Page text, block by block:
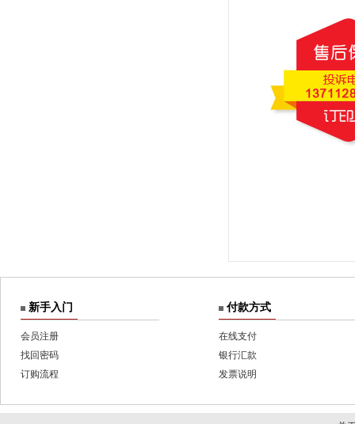
新手入门
会员注册
找回密码
订购流程
付款方式
在线支付
银行汇款
发票说明